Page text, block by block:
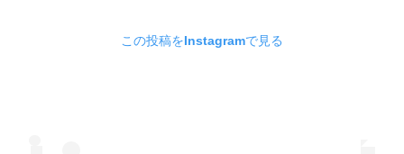
この投稿をInstagramで見る